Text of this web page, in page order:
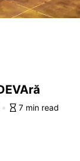
7 min read